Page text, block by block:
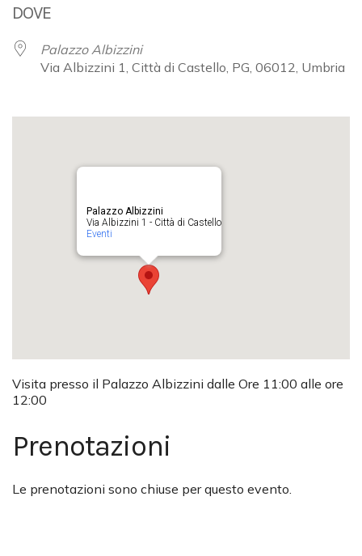
DOVE
Palazzo Albizzini
Via Albizzini 1, Città di Castello, PG, 06012, Umbria
Palazzo Albizzini
Via Albizzini 1 - Città di Castello
Eventi
Visita presso il Palazzo Albizzini dalle Ore 11:00 alle ore
12:00
Prenotazioni
Le prenotazioni sono chiuse per questo evento.